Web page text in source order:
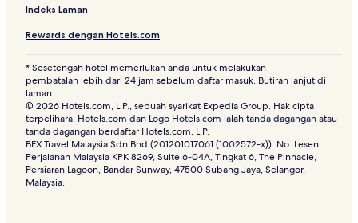
Indeks Laman
Rewards dengan Hotels.com
* Sesetengah hotel memerlukan anda untuk melakukan
pembatalan lebih dari 24 jam sebelum daftar masuk. Butiran lanjut di
laman.
© 2026 Hotels.com, L.P., sebuah syarikat Expedia Group. Hak cipta
terpelihara. Hotels.com dan Logo Hotels.com ialah tanda dagangan atau
tanda dagangan berdaftar Hotels.com, L.P.
BEX Travel Malaysia Sdn Bhd (201201017061 (1002572-x)). No. Lesen
Perjalanan Malaysia KPK 8269, Suite 6-04A, Tingkat 6, The Pinnacle,
Persiaran Lagoon, Bandar Sunway, 47500 Subang Jaya, Selangor,
Malaysia.